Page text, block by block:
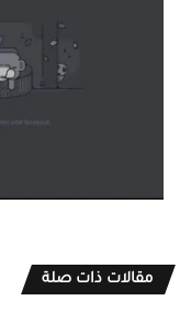
مقالات ذات صلة